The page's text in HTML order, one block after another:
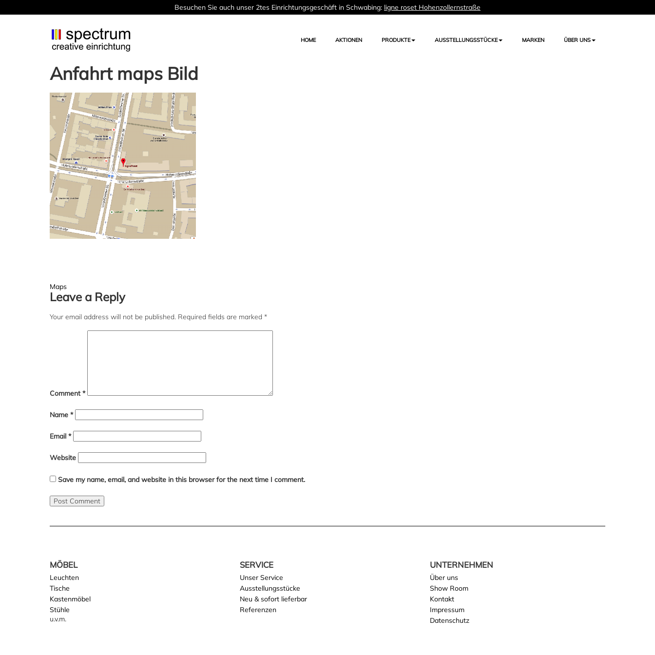
Besuchen Sie auch unser 2tes Einrichtungsgeschäft in Schwabing: ligne roset Hohenzollernstraße
HOME AKTIONEN PRODUKTE AUSSTELLUNGSSTÜCKE MARKEN ÜBER UNS
Anfahrt maps Bild
Post
navigation
Maps
Leave a Reply
Your email address will not be published. Required fields are marked *
Comment*
Name *
Email *
Website
Save my name, email, and website in this browser for the next time I comment.
MÖBEL
Leuchten
Tische
Kastenmöbel
Stühle
u.v.m.
SERVICE
Unser Service
Ausstellungsstücke
Neu & sofort lieferbar
Referenzen
UNTERNEHMEN
Über uns
Show Room
Kontakt
Impressum
Datenschutz